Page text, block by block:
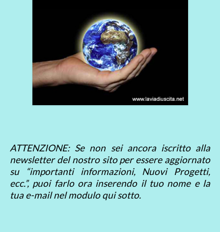
ATTENZIONE: Se non sei ancora iscritto alla
newsletter del nostro sito per essere aggiornato
su “importanti informazioni, Nuovi Progetti,
ecc.”, puoi farlo ora inserendo il tuo nome e la
tua e-mail nel modulo qui sotto.